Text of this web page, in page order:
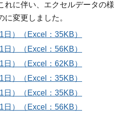
れに伴い、エクセルデータの様
変更しました。
）（Excel：35KB）
）（Excel：56KB）
）（Excel：62KB）
）（Excel：35KB）
）（Excel：35KB）
）（Excel：56KB）